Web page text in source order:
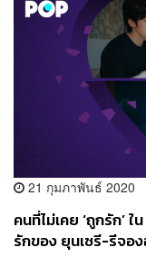
21 กุมภาพันธ์ 2020
คนที่ไม่เคย ‘ถูกรัก’
รักของ ยุนเซรี-รีจ